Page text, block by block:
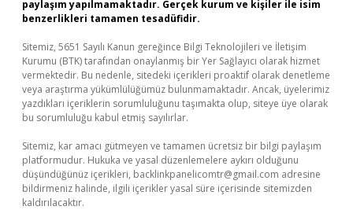
paylaşım yapılmamaktadır. Gerçek kurum ve kişiler ile isim
benzerlikleri tamamen tesadüfidir.
Sitemiz, 5651 Sayılı Kanun gereğince Bilgi Teknolojileri ve İletişim
Kurumu (BTK) tarafından onaylanmış bir Yer Sağlayıcı olarak hizmet
vermektedir. Bu nedenle, sitedeki içerikleri proaktif olarak denetleme
veya araştırma yükümlülüğümüz bulunmamaktadır. Ancak, üyelerimiz
yazdıkları içeriklerin sorumluluğunu taşımakta olup, siteye üye olarak
bu sorumluluğu kabul etmiş sayılırlar.
Sitemiz, kar amacı gütmeyen ve tamamen ücretsiz bir bilgi paylaşım
platformudur. Hukuka ve yasal düzenlemelere aykırı olduğunu
düşündüğünüz içerikleri, backlinkpanelicomtr@gmail.com adresine
bildirmeniz halinde, ilgili içerikler yasal süre içerisinde sitemizden
kaldırılacaktır.